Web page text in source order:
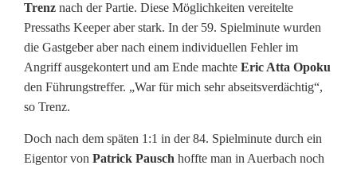
Trenz nach der Partie. Diese Möglichkeiten vereitelte
Pressaths Keeper aber stark. In der 59. Spielminute wurden
die Gastgeber aber nach einem individuellen Fehler im
Angriff ausgekontert und am Ende machte Eric Atta Opoku
den Führungstreffer. „War für mich sehr abseitsverdächtig“,
so Trenz.
Doch nach dem späten 1:1 in der 84. Spielminute durch ein
Eigentor von Patrick Pausch hoffte man in Auerbach noch